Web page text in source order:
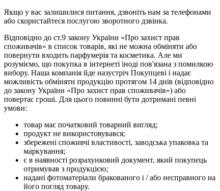
Якщо у вас залишилися питання, дзвоніть нам за телефонами
або скористайтеся послугою зворотного дзвінка.
Відповідно до ст.9 закону України «Про захист прав
споживачів» в список товарів, які не можна обміняти або
повернути входить парфумерія та косметика. Але ми
розуміємо, що покупка в інтернеті іноді пов'язана з помилкою
вибору. Наша компанія йде назустріч Покупцеві і надає
можливість обміняти продукцію протягом 14 днів (відповідно
до закону України «Про захист прав споживачів») або
повертає гроші. Для цього повинні бути дотримані певні
умови:
товар має початковий товарний вигляд;
продукт не використовувався;
збережені споживчі властивості, заводська упаковка та
маркування;
є в наявності розрахунковий документ, який покупець
отримував з продукцією;
надані фотоматеріали бракованого і / або несправного на
його погляд товару.